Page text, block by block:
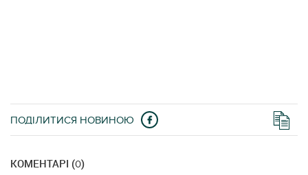
ПОДІЛИТИСЯ НОВИНОЮ
КОМЕНТАРІ (0)